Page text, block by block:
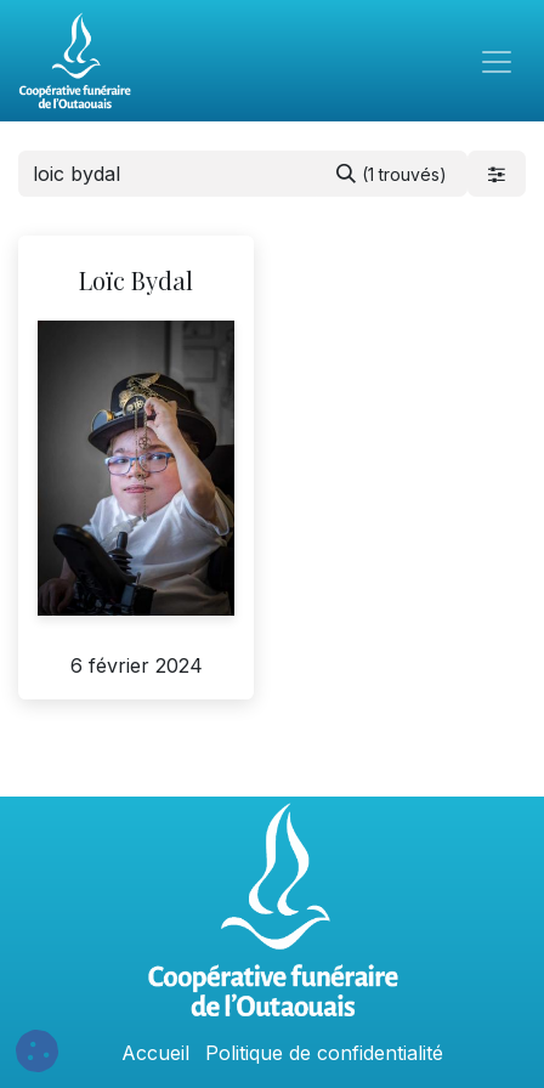
(1 trouvés)
Loïc Bydal
6 février 2024
Accue​il Politique​​ de confidentialit​é